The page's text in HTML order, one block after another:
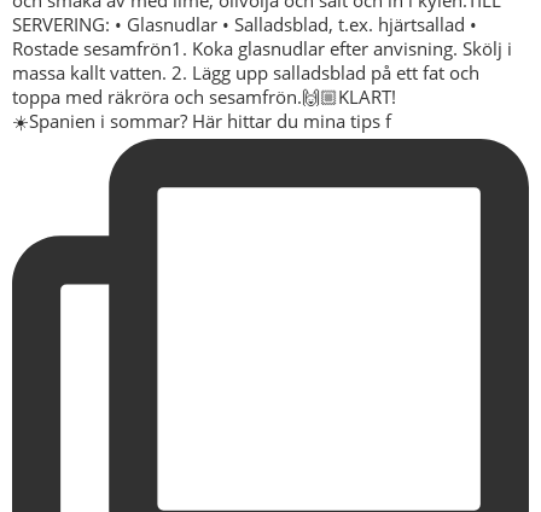
☀️Spanien i sommar? Här hittar du mina tips f